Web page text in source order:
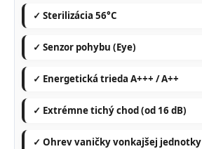
✓ Sterilizácia 56°C
✓ Senzor pohybu (Eye)
✓ Energetická trieda A+++ / A++
✓ Extrémne tichý chod (od 16 dB)
✓ Ohrev vaničky vonkajšej jednotky